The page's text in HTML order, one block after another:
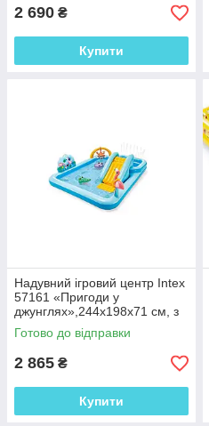
2 690 ₴
Купити
Надувний ігровий центр Intex
57161 «Пригоди у
джунглях»,244x198x71 см, з
гіркою
Готово до відправки
2 865 ₴
Купити